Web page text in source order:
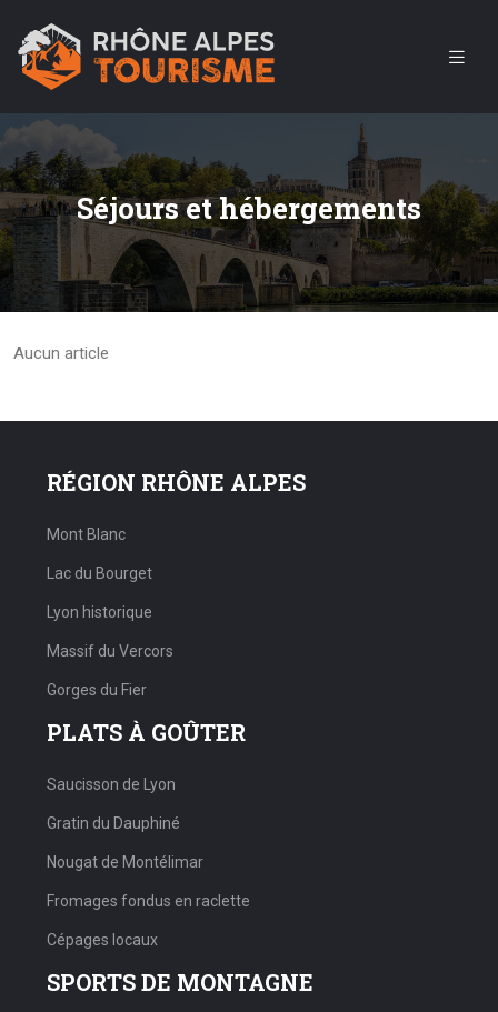
Séjours et hébergements
Aucun article
RÉGION RHÔNE ALPES
Mont Blanc
Lac du Bourget
Lyon historique
Massif du Vercors
Gorges du Fier
PLATS À GOÛTER
Saucisson de Lyon
Gratin du Dauphiné
Nougat de Montélimar
Fromages fondus en raclette
Cépages locaux
SPORTS DE MONTAGNE